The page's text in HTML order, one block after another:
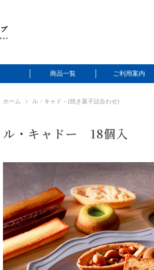
商品一覧 ご利用案内
ホーム ル・キャド－(焼き菓子詰合わせ)
ル・キャドー 18個入